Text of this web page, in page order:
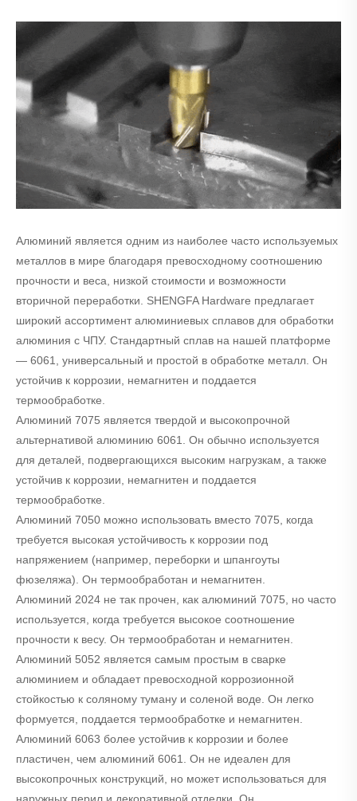
Алюминий является одним из наиболее часто используемых
металлов в мире благодаря превосходному соотношению
прочности и веса, низкой стоимости и возможности
вторичной переработки. SHENGFA Hardware предлагает
широкий ассортимент алюминиевых сплавов для обработки
алюминия с ЧПУ. Стандартный сплав на нашей платформе
— 6061, универсальный и простой в обработке металл. Он
устойчив к коррозии, немагнитен и поддается
термообработке.
Алюминий 7075 является твердой и высокопрочной
альтернативой алюминию 6061. Он обычно используется
для деталей, подвергающихся высоким нагрузкам, а также
устойчив к коррозии, немагнитен и поддается
термообработке.
Алюминий 7050 можно использовать вместо 7075, когда
требуется высокая устойчивость к коррозии под
напряжением (например, переборки и шпангоуты
фюзеляжа). Он термообработан и немагнитен.
Алюминий 2024 не так прочен, как алюминий 7075, но часто
используется, когда требуется высокое соотношение
прочности к весу. Он термообработан и немагнитен.
Алюминий 5052 является самым простым в сварке
алюминием и обладает превосходной коррозионной
стойкостью к соляному туману и соленой воде. Он легко
формуется, поддается термообработке и немагнитен.
Алюминий 6063 более устойчив к коррозии и более
пластичен, чем алюминий 6061. Он не идеален для
высокопрочных конструкций, но может использоваться для